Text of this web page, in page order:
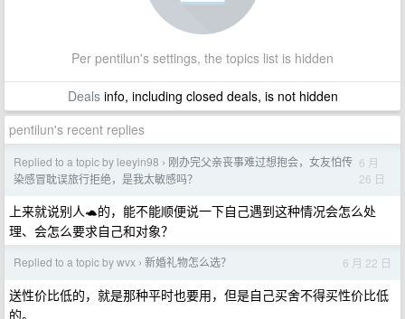
Per pentilun's settings, the topics list is hidden
Dealsinfo, including closed deals, is not hidden
pentilun's recent replies
Replied to a topic by leeyin98 › 刚办完父亲丧事难过想抱会，女友怕传
染感冒耽误旅行拒绝，是我太敏感吗？
6 月
26 日
上来就说别人🐢的，能不能顺便说一下自己遇到这种情况会怎么处
理、会怎么要求自己和对象？
Replied to a topic by wvx › 新婚礼物怎么选？ 6 月 22 日
送性价比低的，就是那种平时也要用，但是自己买舍不得买性价比低
的。